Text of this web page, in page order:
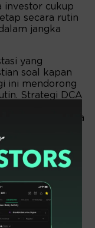
investor cukup
secara rutin
jangka
yang
soal kapan
ini mendorong
Strategi DCA
rutin -bisa
tanpa peduli